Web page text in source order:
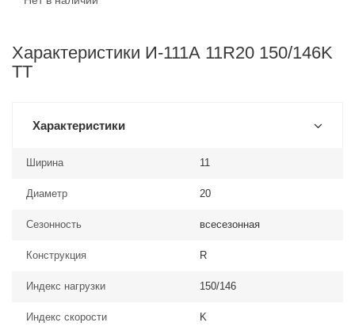
Характеристики И-111А 11R20 150/146K
TT
Характеристики
Ширина 11
Диаметр 20
Сезонность всесезонная
Конструкция R
Индекс нагрузки 150/146
Индекс скорости K